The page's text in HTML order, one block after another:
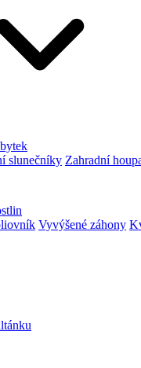
slunečníky Zahradní
Vyvýšené záhony